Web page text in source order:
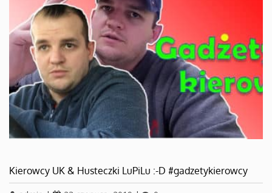
Kierowcy UK & Husteczki LuPiLu :-D #gadzetykierowcy